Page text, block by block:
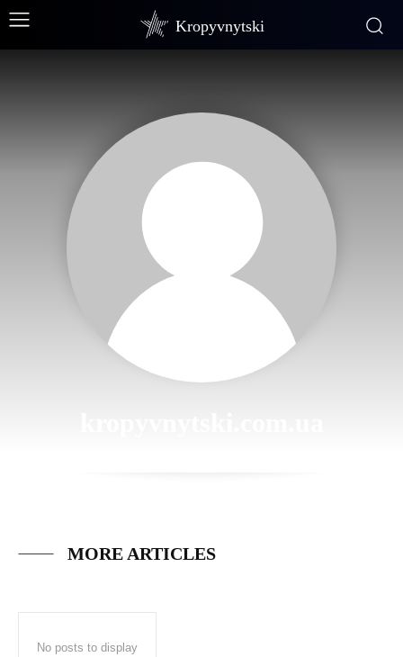
Kropyvnytski
MORE ARTICLES
No posts to display